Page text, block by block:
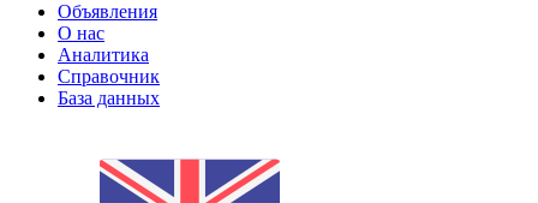
Объявления
О нас
Аналитика
Справочник
База данных